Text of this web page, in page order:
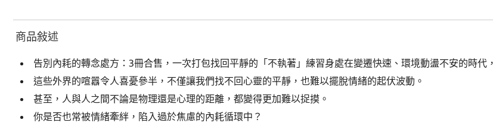
商品敍述
告別內耗的轉念處方：3冊合售，一次打包找回平靜的「不執著」練習身處在變遷快速、環境動盪不安的時代
這些外界的喧囂令人喜憂參半，不僅讓我們找不回心靈的平靜，也難以擺脫情緒的起伏波動。
甚至，人與人之間不論是物理還是心理的距離，都變得更加難以捉摸。
你是否也常被情緒牽絆，陷入過於焦慮的內耗循環中？